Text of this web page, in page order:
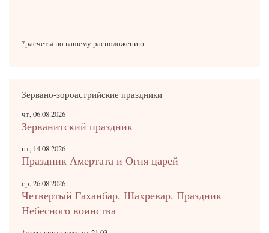
*расчеты по вашему расположению
Зервано-зороастрийские праздники
чт, 06.08.2026
Зерванитский праздник
пт, 14.08.2026
Праздник Амертата и Огня царей
ср, 26.08.2026
Четвертый Гаханбар. Шахревар. Праздник
Небесного воинства